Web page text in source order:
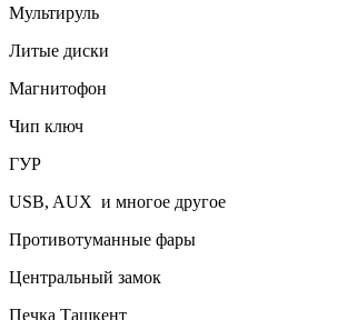
Мультируль
Литые диски
Магнитофон
Чип ключ
ГУР
USB, AUX и многое другое
Противотуманные фары
Центральный замок
Печка Ташкент